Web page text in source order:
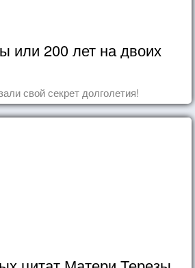
или 200 лет на двоих
свой секрет долголетия!